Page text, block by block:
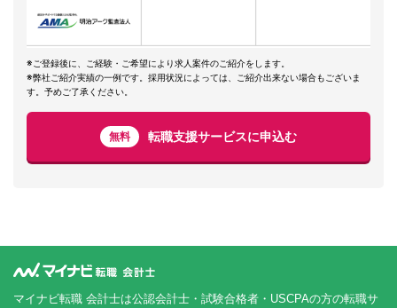
※ご登録後に、ご経験・ご希望により求人案件のご紹介をします。
※弊社ご紹介実績の一例です。採用状況によっては、ご紹介出来ない場合もございま
す。予めご了承ください。
無料 転職支援サービスに申込む
マイナビ転職 会計士は公認会計士・試験合格者・USCPAの方の転職サ